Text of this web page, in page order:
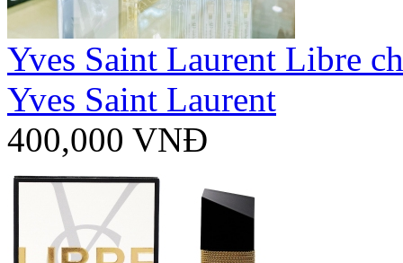
Yves Saint Laurent Libre
Yves Saint Laurent
400,000 VNĐ